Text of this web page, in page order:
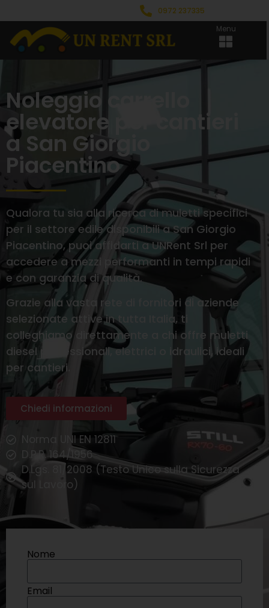
0972 237335
Menu
Noleggio carrello
elevatore per cantieri
a San Giorgio
Piacentino
Qualora tu sia alla ricerca di muletti specifici
per il settore edile disponibili a San Giorgio
Piacentino, puoi affidarti a UNRent Srl per
accedere a mezzi performanti in tempi rapidi
e con garanzia di qualità.
Grazie alla vasta rete di fornitori di aziende
selezionate attive in tutta Italia, ti
colleghiamo direttamente a chi offre muletti
diesel professionali, elettrici o idraulici, ideali
per cantieri.
Chiedi informazioni
Norma UNI EN 12811
D.P.R. 164/1956
D.Lgs. 81/2008 (Testo Unico sulla Sicurezza
sul Lavoro)
Nome
Email